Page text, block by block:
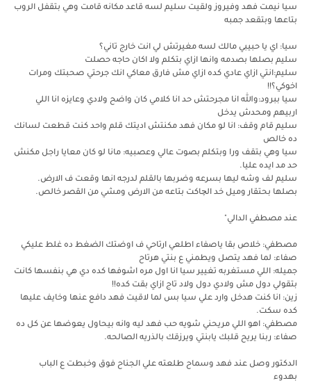
سيا نيمت فهد وفيروز ولقيت سليم لسه قاعد مكانه قامت وهي بتقفل الروب
بتاعها وبتقعد جمبه
سيا: اي يا حبيبي مالك لسه مغيرتش لي انت خارج تاني؟
سليم بصلها بصدمه وانها ازاي بتكلم ولا اكان حاجه حصلت
سليم:انتي ازاي عادي كده ازاي مش فارق معاكي انك جرحتي صحبتك ومرات
اخوكي؟!!
سيا ببرود:والله انا مجرحتش حد انا كلامي كان واضح ولادي وعايزه انا اللي
اربيهم ومحدش يدخل
سليم قام وقف: انا لو مكان فهد مكنتش اديتك قلم واحد كنت قطعت لسانك
ده خالص
سيا وهي بتقف ورا وبتكلم بصوت عالي وعصبيه: مانا لو كان معايا راجل مكنش
حد مد ايده عليا.
سليم لف وشه ليها بسرعه وضربها بالقلم لدرجه انها وقعت ف الارض.
بصلها بحتقار وميل خد الچاكت بتاعه من الارض ومشي من القصر خالص.
عند مصطفي الدالي"
مصطفي: خلاص بقا ياصفاء اطلعي ارتاحي ف اوضتك الضغط ده غلط عليكي
صفاء: لما فهد يتصل ويطمني ع بنتي هرتاح
جميله: اللي مستغربه تغيير سيا انا اول مره اشوفها كده دي هي بنفسها كانت
بتقولي دول مش ولادي دول ولاد تاج ازاي بقت كده!!
زين: انا كنت هدخل وارد علي سيا بس لما لاقيت فهد دافع عنها وخايف عليها
كده سكت.
مصطفي: اهو اللي مريحني شويه حب فهد ليه وانه بيحاول يعوضها عن كل ده
صفاء: ربنا يريح قلبك يابنتي ويرزقك بالذريه الصالحه.
الدكتور وصل عند فهد وسماح طلعته علي الجناح فوق وخبطت ع الباب
بهدوء